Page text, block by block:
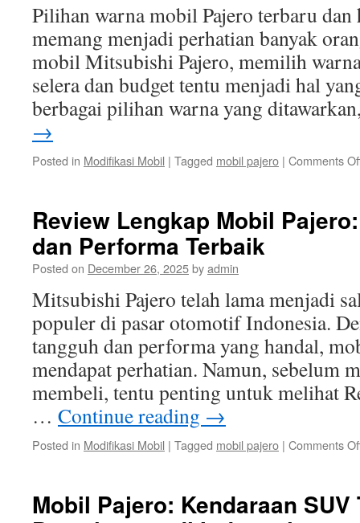
Pilihan warna mobil Pajero terbaru dan
memang menjadi perhatian banyak
mobil Mitsubishi Pajero, memilih
selera dan budget tentu menjadi hal
berbagai pilihan warna yang
→
Posted in Modifikasi Mobil | Tagged mobil pajero | Comments
Review Lengkap Mobil
dan Performa Terbaik
Posted on December 26, 2025byadmin
Mitsubishi Pajero telah lama menjadi
populer di pasar otomotif Indonesia.
tangguh dan performa yang handal,
mendapat perhatian. Namun, sebelum
membeli, tentu penting untuk melihat
… Continue reading →
Posted in Modifikasi Mobil | Tagged mobil pajero | Comments
Mobil Pajero: Kendaraan